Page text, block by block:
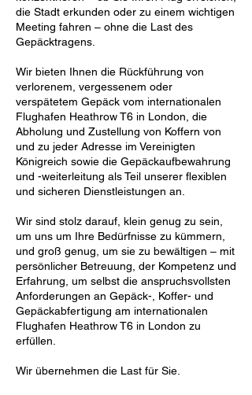
die Stadt erkunden oder zu einem wichtigen
Meeting fahren – ohne die Last des
Gepäcktragens.
Wir bieten Ihnen die Rückführung von
verlorenem, vergessenem oder
verspätetem Gepäck vom internationalen
Flughafen Heathrow T6 in London, die
Abholung und Zustellung von Koffern von
und zu jeder Adresse im Vereinigten
Königreich sowie die Gepäckaufbewahrung
und -weiterleitung als Teil unserer flexiblen
und sicheren Dienstleistungen an.
Wir sind stolz darauf, klein genug zu sein,
um uns um Ihre Bedürfnisse zu kümmern,
und groß genug, um sie zu bewältigen – mit
persönlicher Betreuung, der Kompetenz und
Erfahrung, um selbst die anspruchsvollsten
Anforderungen an Gepäck-, Koffer- und
Gepäckabfertigung am internationalen
Flughafen Heathrow T6 in London zu
erfüllen.
Wir übernehmen die Last für Sie.